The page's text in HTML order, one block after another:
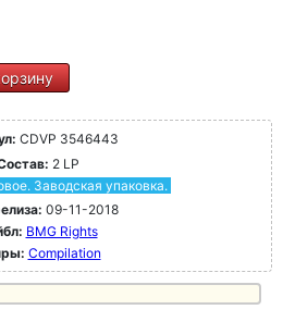
CDVP 3546443
2 LP
Заводская упаковка.
09-11-2018
BMG Rights
Compilation